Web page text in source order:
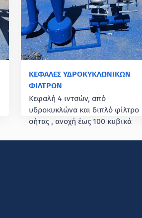
ΚΕΦΑΛΕΣ ΥΔΡΟΚΥΚΛΩΝΙΚΩΝ
ΦΙΛΤΡΩΝ
Κεφαλή 4 ιντσών, από
υδροκυκλώνα και διπλό φίλτρο
σήτας , ανοχή έως 100 κυβικά